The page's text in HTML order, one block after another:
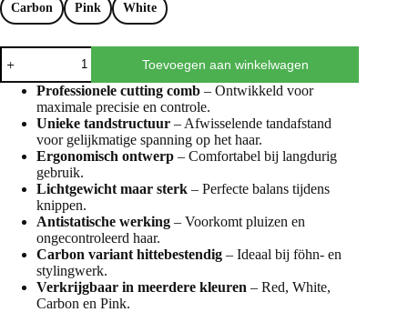
Carbon Pink White
Toevoegen aan winkelwagen
Professionele cutting comb – Ontwikkeld voor
maximale precisie en controle.
Unieke tandstructuur – Afwisselende tandafstand
voor gelijkmatige spanning op het haar.
Ergonomisch ontwerp – Comfortabel bij langdurig
gebruik.
Lichtgewicht maar sterk – Perfecte balans tijdens
knippen.
Antistatische werking – Voorkomt pluizen en
ongecontroleerd haar.
Carbon variant hittebestendig – Ideaal bij föhn- en
stylingwerk.
Verkrijgbaar in meerdere kleuren – Red, White,
Carbon en Pink.